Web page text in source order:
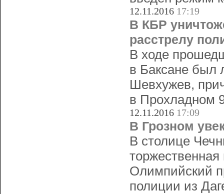
12.11.2016 17:19
В КБР
расстрелу
В ходе
в Баксане был
Шевхужев,
в Прохладном
12.11.2016 17:09
В Грозном
В столице
Олимпийский
полиции из